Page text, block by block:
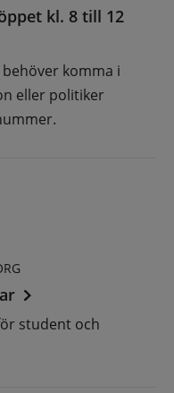
kl. 8 till 12
komma i
eller politiker
student och